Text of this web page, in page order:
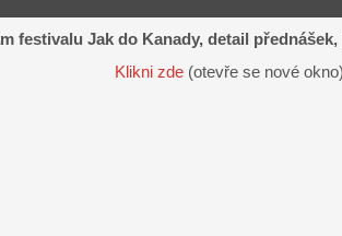
festivalu Jak do Kanady, detail
Klikni zde (otevře se nové